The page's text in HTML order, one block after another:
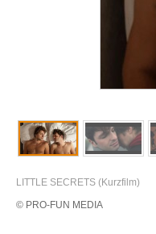
LITTLE SECRETS (Kurzfilm)
© PRO-FUN MEDIA